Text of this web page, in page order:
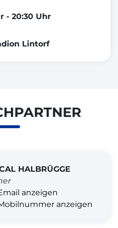
- 20:30 Uhr
Lintorf
HALBRÜGGE
anzeigen
anzeigen